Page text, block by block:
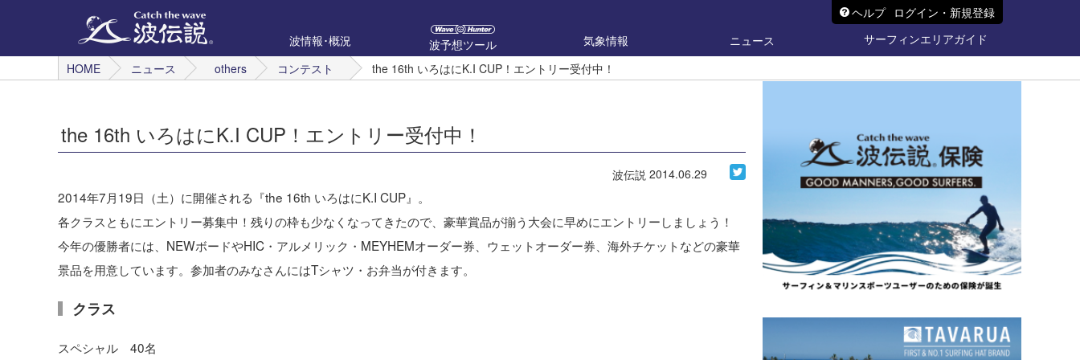
ヘルプ ログイン・新規登録
波情報･概況
波予想ツール 気象情報 ニュース
サーフィンエリアガイド
HOME
ニュース others コンテスト the 16th いろはにK.I CUP！エントリー受付中！
the 16th いろはにK.I CUP！エントリー受付中！
波伝説 2014.06.29
2014年7月19日（土）に開催される『the 16th いろはにK.I CUP』。
各クラスともにエントリー募集中！残りの枠も少なくなってきたので、豪華賞品が揃う大会に早めにエントリーしましょう！
今年の優勝者には、NEWボードやHIC・アルメリック・MEYHEMオーダー券、ウェットオーダー券、海外チケットなどの豪華
景品を用意しています。参加者のみなさんにはTシャツ・お弁当が付きます。
クラス
スペシャル 40名